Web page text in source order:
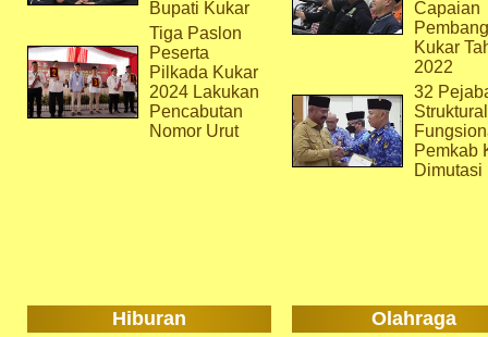
Bupati Kukar
Tiga Paslon
Peserta
Pilkada Kukar
2024 Lakukan
Pencabutan
Nomor Urut
Capaian
Kukar
2022
32
Pemkab
Dimutasi
Hiburan Olahraga